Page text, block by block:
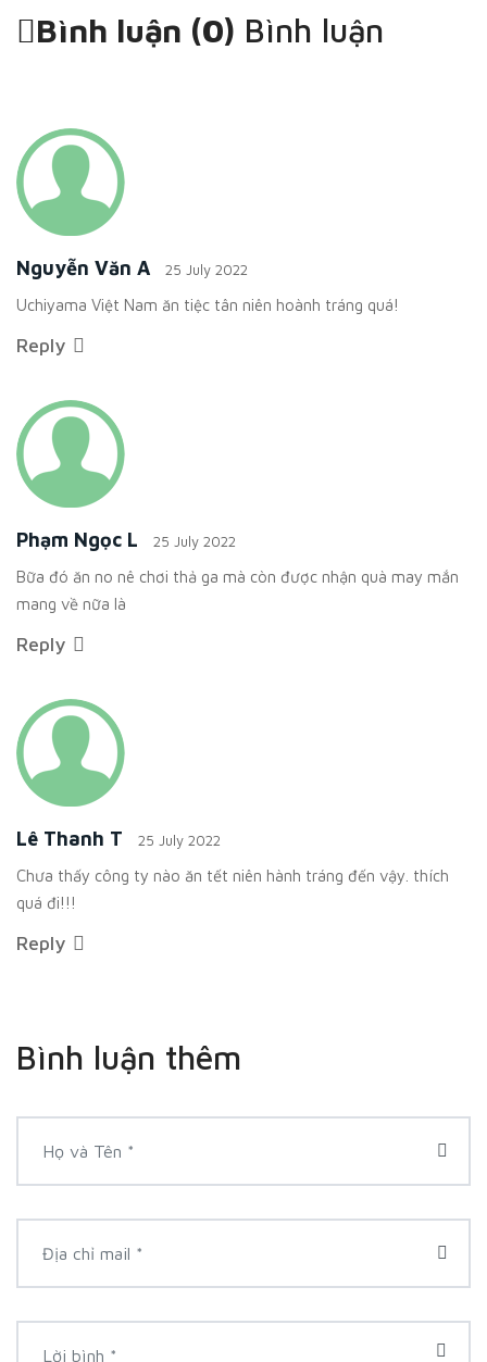
Bình luận (0) Bình luận
Nguyễn Văn A 25 July 2022
Uchiyama Việt Nam ăn tiệc tân niên hoành tráng quá!
Reply
Phạm Ngọc L 25 July 2022
Bữa đó ăn no nê chơi thả ga mà còn được nhận quà may mắn
mang về nữa là
Reply
Lê Thanh T 25 July 2022
Chưa thấy công ty nào ăn tết niên hành tráng đến vậy. thích
quá đi!!!
Reply
Bình luận thêm